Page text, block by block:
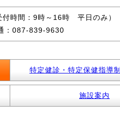
時間：9時～16時 平日のみ）
：087-839-9630
特定健診・特定保健指導
施設案内